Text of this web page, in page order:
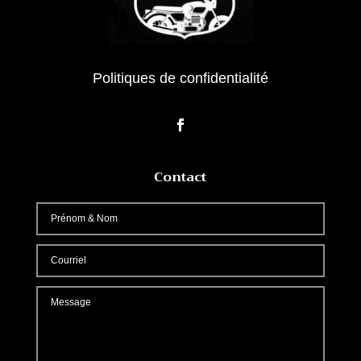
Politiques de confidentialité
Contact